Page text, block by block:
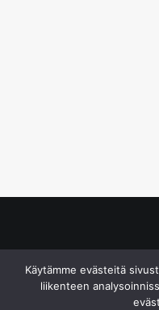
Käytämme evästeitä
liikenteen